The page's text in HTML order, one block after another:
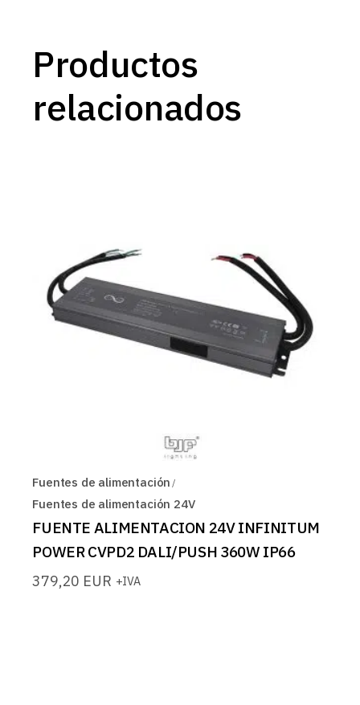
Productos
relacionados
Fuentes de alimentación
Fuentes de alimentación 24V
FUENTE ALIMENTACION 24V INFINITUM
POWER CVPD2 DALI/PUSH 360W IP66
379,20 EUR +IVA